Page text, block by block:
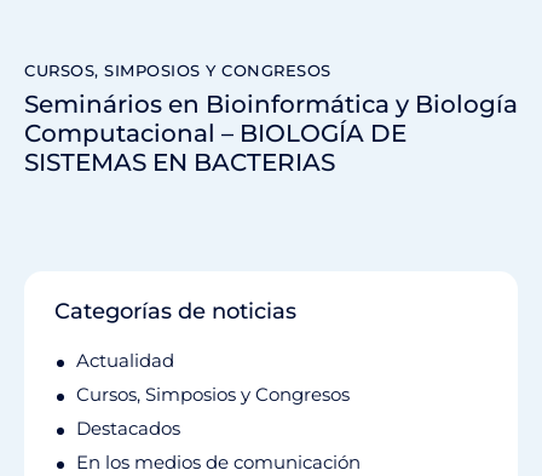
CURSOS, SIMPOSIOS Y CONGRESOS
Seminários en Bioinformática y Biología
Computacional – BIOLOGÍA DE
SISTEMAS EN BACTERIAS
Categorías de noticias
Actualidad
Cursos, Simposios y Congresos
Destacados
En los medios de comunicación